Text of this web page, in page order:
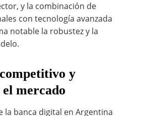
y la combinación de
con tecnología avanzada
notable la robustez y la
y
mercado
la banca digital en Argentina